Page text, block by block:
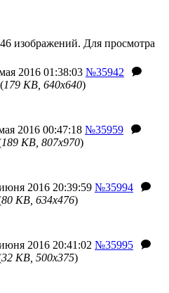
изображений. Для просмотра
2016 01:38:03 №35942
179 KB, 640x640)
2016 00:47:18 №35959
189 KB, 807x970)
2016 20:39:59 №35994
80 KB, 634x476)
2016 20:41:02 №35995
32 KB, 500x375)